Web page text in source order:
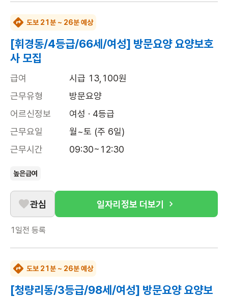
도보 21분 ~ 26분 예상
[휘경동/4등급/66세/여성] 방문요양 요양보호
사 모집
급여
시급 13,100원
근무유형
방문요양
어르신정보
여성 · 4등급
근무요일
월~토 (주 6일)
근무시간
09:30~12:30
높은급여
관심 일자리정보 더보기
1일전 등록
도보 21분 ~ 26분 예상
[청량리동/3등급/98세/여성] 방문요양 요양보